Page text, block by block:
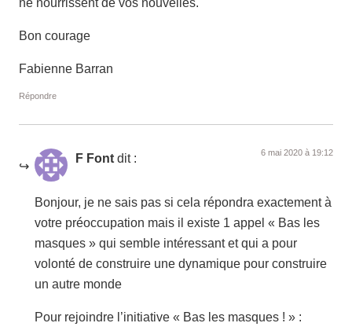
ne nourrissent de vos nouvelles.
Bon courage
Fabienne Barran
Répondre
F Font dit : 6 mai 2020 à 19:12
Bonjour, je ne sais pas si cela répondra exactement à
votre préoccupation mais il existe 1 appel « Bas les
masques » qui semble intéressant et qui a pour
volonté de construire une dynamique pour construire
un autre monde
Pour rejoindre l’initiative « Bas les masques ! » :